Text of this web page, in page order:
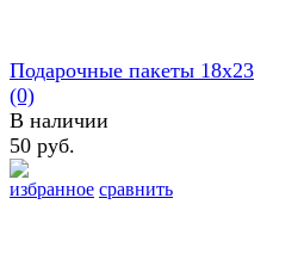
избранное сравнить
Подарочные пакеты 18х23
(0)
В наличии
50 руб.